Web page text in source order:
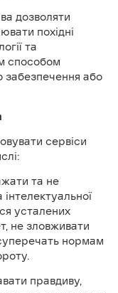
дозволяти
похідні
та
способом
забезпечення або
сервіси
та не
усталених
не зловживати
нормам
правдиву,